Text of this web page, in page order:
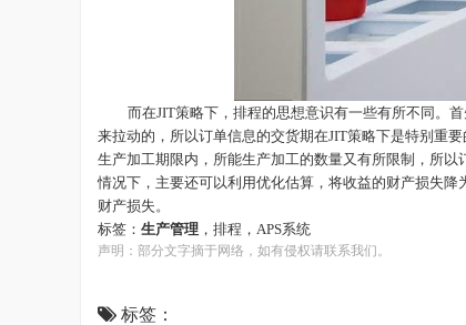
而在JIT策略下，排程的思想意识有一些有所不同。
来拉动的，所以订单信息的交货期在JIT策略下是特别重
生产加工期限内，所能生产加工的数量又有所限制，所
情况下，主要还可以利用优化估算，将收益的财产损失
财产损失。
标签： 生产管理 ，排程， APS系统
声明：部分文字摘于网络，如有侵权请联系我们。
标签：